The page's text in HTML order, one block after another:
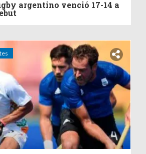
argentino venció 17-14 a